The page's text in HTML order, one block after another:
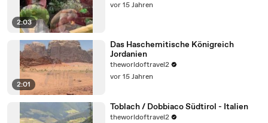
2:03
vor 15 Jahren
2:01
Das Haschemitische Königreich
Jordanien
theworldoftravel2
vor 15 Jahren
Toblach / Dobbiaco Südtirol - Italien
theworldoftravel2